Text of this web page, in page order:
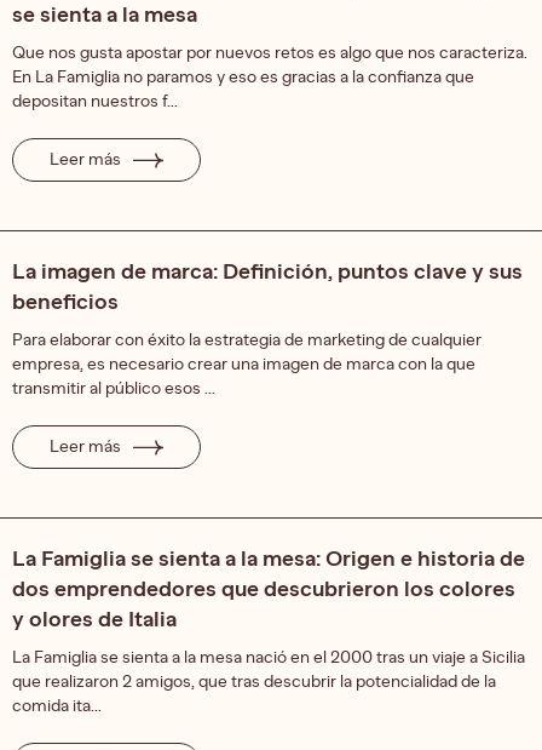
se sienta a la mesa
Que nos gusta apostar por nuevos retos es algo que nos caracteriza.
En La Famiglia no paramos y eso es gracias a la confianza que
depositan nuestros f...
Leer más
La imagen de marca: Definición, puntos clave y sus
beneficios
Para elaborar con éxito la estrategia de marketing de cualquier
empresa, es necesario crear una imagen de marca con la que
transmitir al público esos ...
Leer más
La Famiglia se sienta a la mesa: Origen e historia de
dos emprendedores que descubrieron los colores
y olores de Italia
La Famiglia se sienta a la mesa nació en el 2000 tras un viaje a Sicilia
que realizaron 2 amigos, que tras descubrir la potencialidad de la
comida ita...